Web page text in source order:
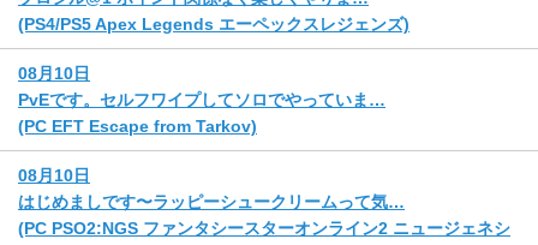
(PS4/PS5 Apex Legends エーペックスレジェンズ)
08月10日
PvEです。セルフワイプしてソロでやっていま…
(PC EFT Escape from Tarkov)
08月10日
はじめましです〜ラッピーシュークリームって気…
(PC PSO2:NGS ファンタシースターオンライン2 ニュージェネシ